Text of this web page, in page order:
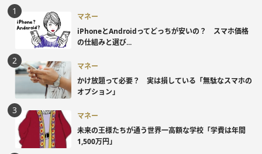
マネー
iPhoneとAndroidってどっちが安いの？ スマホ価格
の仕組みと選び...
マネー
かけ放題って必要？ 実は損している「無駄なスマホの
オプション」
マネー
未来の王様たちが通う世界一高額な学校「学費は年間
1,500万円」